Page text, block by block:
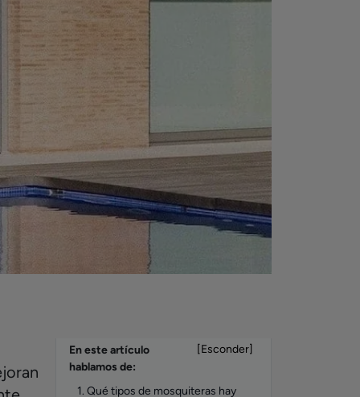
[Esconder]
En este artículo
hablamos de:
1. Qué tipos de mosquiteras hay